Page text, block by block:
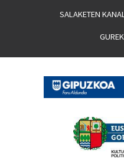
SALAKETEN